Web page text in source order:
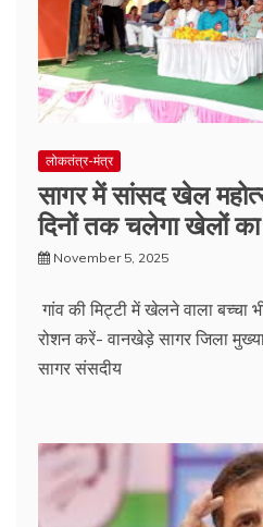
लोकतंत्र-मंत्र
सागर में सांसद खेल
दिनों तक चलेगा खेलों
November 5, 2025
गांव की मिट्टी में खेलने वाला बच्चा
रोशन करें- वानखेड़े सागर जिला
सागर संसदीय